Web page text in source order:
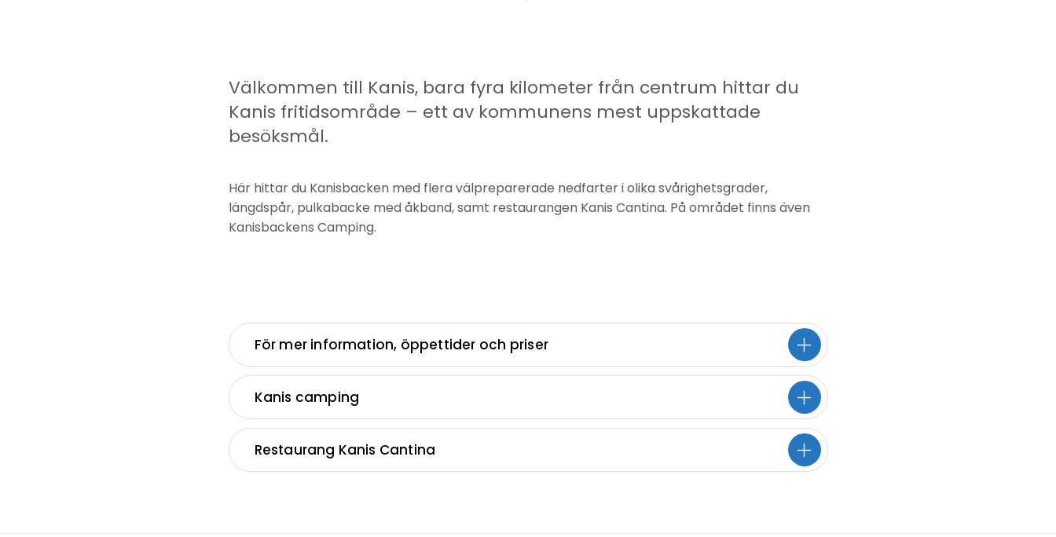
Välkommen till Kanis, bara fyra kilometer från centrum hittar du
Kanis fritidsområde – ett av kommunens mest uppskattade
besöksmål.
Här hittar du Kanisbacken med flera välpreparerade nedfarter i olika svårighetsgrader,
längdspår, pulkabacke med åkband, samt restaurangen Kanis Cantina. På området finns även
Kanisbackens Camping.
För mer information, öppettider och priser
Kanis camping
Restaurang Kanis Cantina